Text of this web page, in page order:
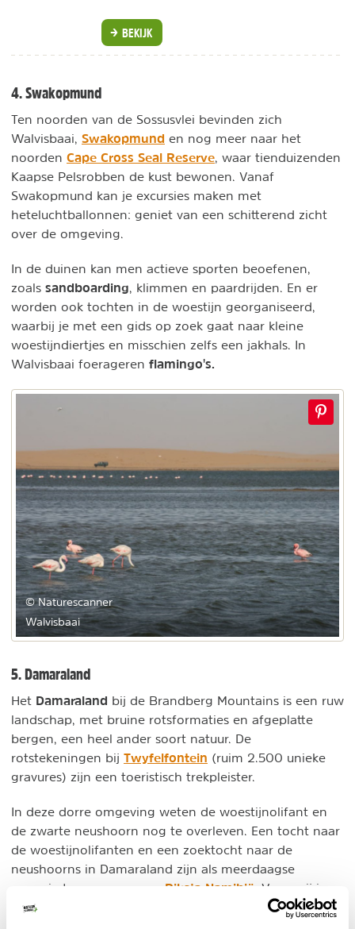
BEKIJK
4. Swakopmund
Ten noorden van de Sossusvlei bevinden zich
Walvisbaai, Swakopmund en nog meer naar het
noorden Cape Cross Seal Reserve , waar tienduizenden
Kaapse Pelsrobben de kust bewonen. Vanaf
Swakopmund kan je excursies maken met
heteluchtballonnen: geniet van een schitterend zicht
over de omgeving.
In de duinen kan men actieve sporten beoefenen,
zoals sandboarding , klimmen en paardrijden. En er
worden ook tochten in de woestijn georganiseerd,
waarbij je met een gids op zoek gaat naar kleine
woestijndiertjes en misschien zelfs een jakhals. In
Walvisbaai foerageren flamingo's.
© Naturescanner
Walvisbaai
5. Damaraland
Het Damaraland bij de Brandberg Mountains is een ruw
landschap, met bruine rotsformaties en afgeplatte
bergen, een heel ander soort natuur. De
rotstekeningen bij Twyfelfontein (ruim 2.500 unieke
gravures) zijn een toeristisch trekpleister.
In deze dorre omgeving weten de woestijnolifant en
de zwarte neushoorn nog te overleven. Een tocht naar
de woestijnolifanten en een zoektocht naar de
neushoorns in Damaraland zijn als meerdaagse
excursie te reserveren op Riksja Namibië . Voor mij is
een tocht langs de olifanten van het Damaraland een